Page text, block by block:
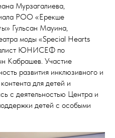
Мурзагалиева,
РОО «Ерекше
Гульсан Мауина,
моды «Special Hearts
ЮНИСЕФ по
Кабрашев. Участие
развития инклюзивного и
для детей и
с деятельностью Центра и
детей с особыми